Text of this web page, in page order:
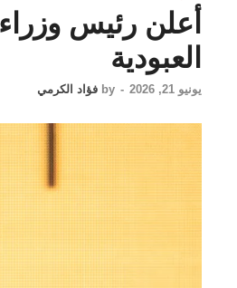
أعلن رئيس
العبودية
يونيو 21, 2026 -
by فؤاد الكرمي